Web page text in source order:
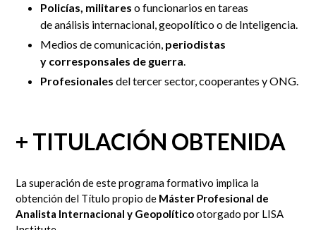
Policías, militares ofuncionarios en tareas
deanálisis internacional,geopolítico o de Inteligencia.
Medios de comunicación, periodistas
y corresponsales de guerra.
Profesionales deltercersector,cooperantes y ONG.
+ TITULACIÓN OBTENIDA
La superación de este programa formativo implica la
obtención del Título propio de Máster Profesional de
Analista Internacional y Geopolíticootorgado por LISA